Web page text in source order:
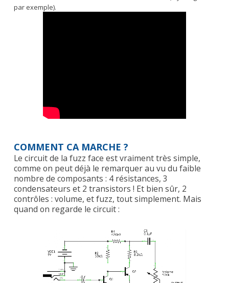
par exemple).
COMMENT CA MARCHE ?
Le circuit de la fuzz face est vraiment très simple,
comme on peut déjà le remarquer au vu du faible
nombre de composants : 4 résistances, 3
condensateurs et 2 transistors ! Et bien sûr, 2
contrôles : volume, et fuzz, tout simplement. Mais
quand on regarde le circuit :